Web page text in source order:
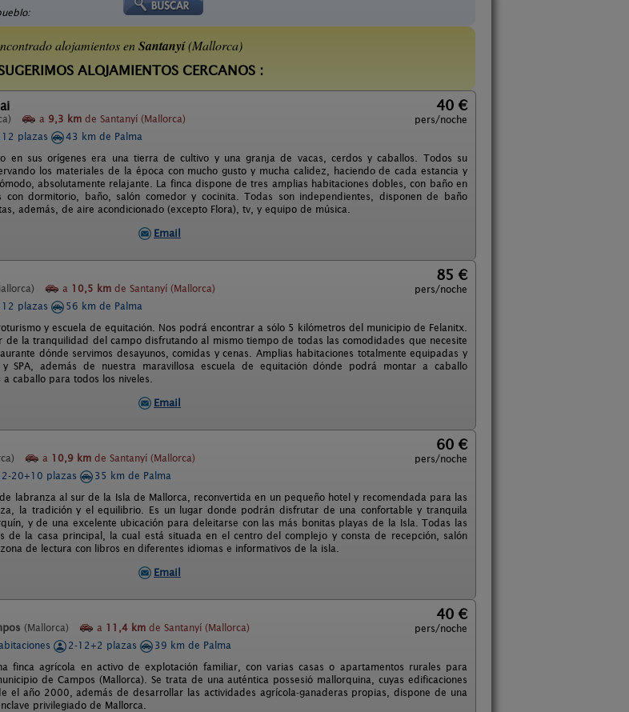
alojamientos enSantanyí(Mallorca)
ALOJAMIENTOS CERCANOS :
a 9,3 km de Santanyí (Mallorca)
40 €
pers/noche
12 plazas
43 km de Palma
en sus orígenes era una tierra de cultivo y una granja de vacas, cerdos y caballos. Todos su
los materiales de la época con mucho gusto y mucha calidez, haciendo de cada estancia y
absolutamente relajante. La finca dispone de tres amplias habitaciones dobles, con baño en
con dormitorio, baño, salón comedor y cocinita. Todas son independientes, disponen de baño
además, de aire acondicionado (excepto Flora), tv, y equipo de música.
Email
a 10,5 km de Santanyí (Mallorca)
85 €
pers/noche
12 plazas
56 km de Palma
y escuela de equitación. Nos podrá encontrar a sólo 5 kilómetros del municipio de Felanitx.
de la tranquilidad del campo disfrutando al mismo tiempo de todas las comodidades que necesite
dónde servimos desayunos, comidas y cenas. Amplias habitaciones totalmente equipadas y
SPA, además de nuestra maravillosa escuela de equitación dónde podrá montar a caballo
caballo para todos los niveles.
Email
a 10,9 km de Santanyí (Mallorca)
60 €
pers/noche
2-20+10 plazas
35 km de Palma
labranza al sur de la Isla de Mallorca, reconvertida en un pequeño hotel y recomendada para las
la tradición y el equilibrio. Es un lugar donde podrán disfrutar de una confortable y tranquila
y de una excelente ubicación para deleitarse con las más bonitas playas de la Isla. Todas las
de la casa principal, la cual está situada en el centro del complejo y consta de recepción, salón
de lectura con libros en diferentes idiomas e informativos de la isla.
Email
(Mallorca) a 11,4 km de Santanyí (Mallorca)
40 €
pers/noche
2-12+2 plazas
39 km de Palma
finca agrícola en activo de explotación familiar, con varias casas o apartamentos rurales para
de Campos (Mallorca). Se trata de una auténtica possesió mallorquina, cuyas edificaciones
el año 2000, además de desarrollar las actividades agrícola-ganaderas propias, dispone de una
privilegiado de Mallorca.